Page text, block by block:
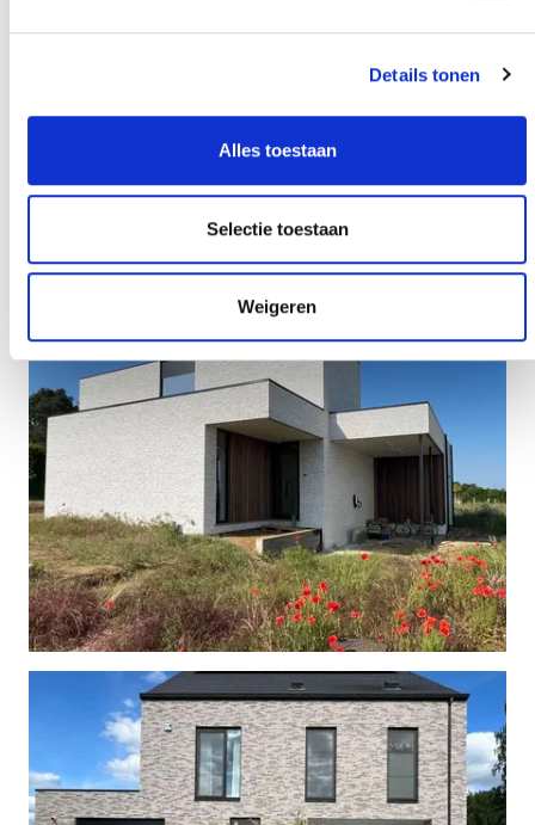
Details tonen
Alles toestaan
Selectie toestaan
Weigeren